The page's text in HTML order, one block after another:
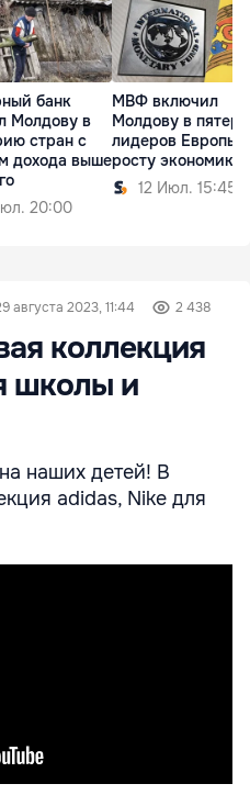
банк
Молдову в
стран с
дохода выше
20:00
МВФ включил
Молдову в
лидеров Европы
росту экономики
12 Июл. 15:45
августа 2023, 11:44 2 438
коллекция
школы и
наших детей! В
adidas, Nike для